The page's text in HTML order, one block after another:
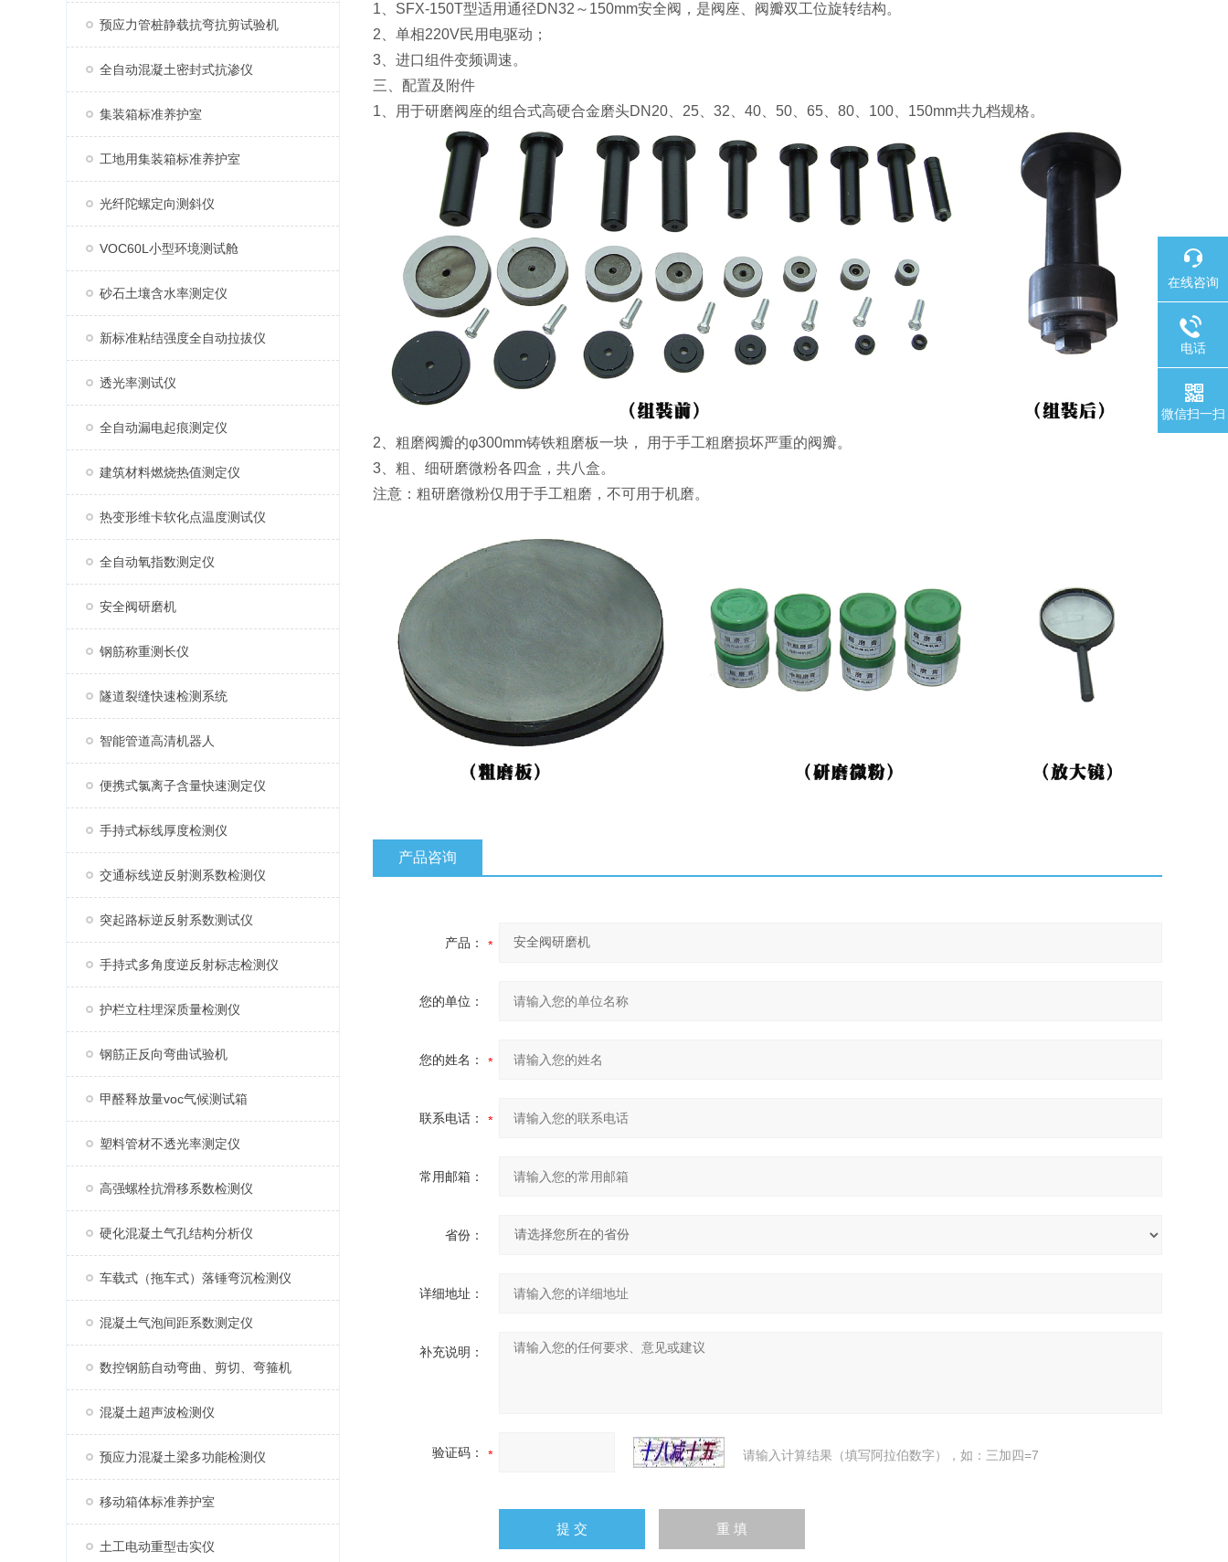
预应力管桩静载抗弯抗剪试验机
全自动混凝土密封式抗渗仪
集装箱标准养护室
工地用集装箱标准养护室
光纤陀螺定向测斜仪
VOC60L小型环境测试舱
砂石土壤含水率测定仪
新标准粘结强度全自动拉拔仪
透光率测试仪
全自动漏电起痕测定仪
建筑材料燃烧热值测定仪
热变形维卡软化点温度测试仪
全自动氧指数测定仪
安全阀研磨机
钢筋称重测长仪
隧道裂缝快速检测系统
智能管道高清机器人
便携式氯离子含量快速测定仪
手持式标线厚度检测仪
交通标线逆反射测系数检测仪
突起路标逆反射系数测试仪
手持式多角度逆反射标志检测仪
护栏立柱埋深质量检测仪
钢筋正反向弯曲试验机
甲醛释放量voc气候测试箱
塑料管材不透光率测定仪
高强螺栓抗滑移系数检测仪
硬化混凝土气孔结构分析仪
车载式（拖车式）落锤弯沉检测仪
混凝土气泡间距系数测定仪
数控钢筋自动弯曲、剪切、弯箍机
混凝土超声波检测仪
预应力混凝土梁多功能检测仪
移动箱体标准养护室
土工电动重型击实仪
1、SFX-150T型适用通径DN32～150mm安全阀，是阀座、阀瓣双工位旋转结构。
2、单相220V民用电驱动；
3、进口组件变频调速。
三、配置及附件
1、用于研磨阀座的组合式高硬合金磨头DN20、25、32、40、50、65、80、100、150mm共九档规格。
2、粗磨阀瓣的φ300mm铸铁粗磨板一块， 用于手工粗磨损坏严重的阀瓣。
3、粗、细研磨微粉各四盒，共八盒。
注意：粗研磨微粉仅用于手工粗磨，不可用于机磨。
产品咨询
产品：
您的单位：
您的姓名：
联系电话：
常用邮箱：
省份：
详细地址：
补充说明：
验证码： 请输入计算结果（填写阿拉伯数字），如：三加四=7
在线咨询
电话
微信扫一扫